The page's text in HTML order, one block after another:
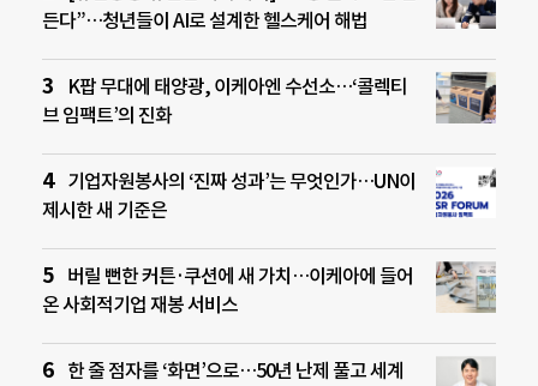
든다”…청년들이 AI로 설계한 헬스케어 해법
K팝 무대에 태양광, 이케아엔 수선소…‘콜렉티
브 임팩트’의 진화
기업자원봉사의 ‘진짜 성과’는 무엇인가…UN이
제시한 새 기준은
버릴 뻔한 커튼·쿠션에 새 가치…이케아에 들어
온 사회적기업 재봉 서비스
한 줄 점자를 ‘화면’으로…50년 난제 풀고 세계